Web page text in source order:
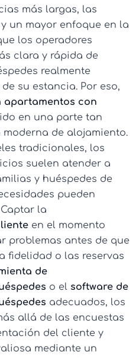
más largas, las
un mayor enfoque en la
los operadores
clara y rápida de
realmente
su estancia. Por eso,
apartamentos con
en una parte tan
de alojamiento.
tradicionales, los
suelen atender a
y huéspedes de
pueden
la
en el momento
problemas antes de que
fidelidad o las reservas
de
o el software de
adecuados, los
allá de las encuestas
del cliente y
mediante un